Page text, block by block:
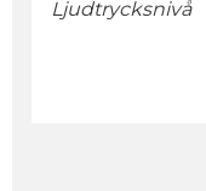
Ljudtrycksnivå